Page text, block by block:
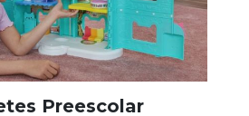
Preescolar